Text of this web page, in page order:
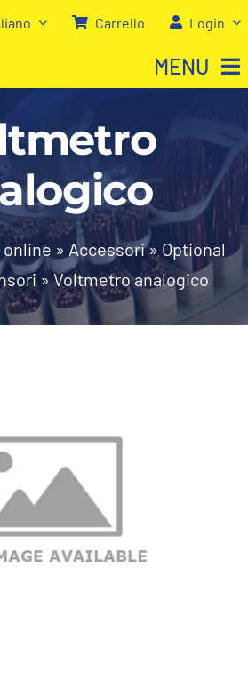
Carrello Login
MENU
online » Accessori»Optional
»Voltmetro analogico